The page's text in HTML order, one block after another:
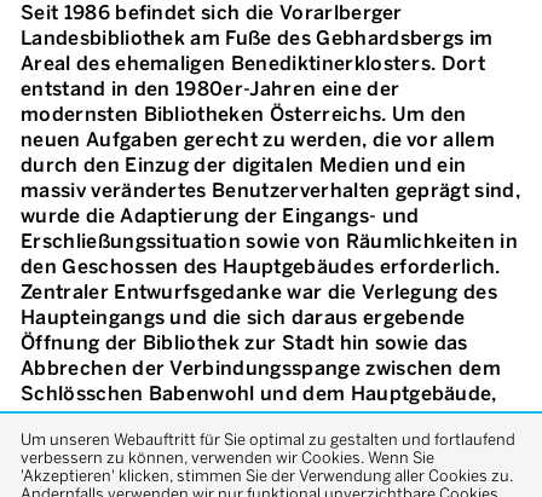
Seit 1986 befindet sich die Vorarlberger
Landesbibliothek am Fuße des Gebhardsbergs im
Areal des ehemaligen Benediktinerklosters. Dort
entstand in den 1980er-Jahren eine der
modernsten Bibliotheken Österreichs. Um den
neuen Aufgaben gerecht zu werden, die vor allem
durch den Einzug der digitalen Medien und ein
massiv verändertes Benutzerverhalten geprägt sind,
wurde die Adaptierung der Eingangs- und
Erschließungssituation sowie von Räumlichkeiten in
den Geschossen des Hauptgebäudes erforderlich.
Zentraler Entwurfsgedanke war die Verlegung des
Haupteingangs und die sich daraus ergebende
Öffnung der Bibliothek zur Stadt hin sowie das
Abbrechen der Verbindungsspange zwischen dem
Schlösschen Babenwohl und dem Hauptgebäude,
um das Schlösschen mit seinen Grundmauern aus
dem 14. Jahrhundert als eigenständiges Gebäude
freizustellen. Der Hauptzugang erfolgt nun von
Um unseren Webauftritt für Sie optimal zu gestalten und fortlaufend
verbessern zu können, verwenden wir Cookies. Wenn Sie
'Akzeptieren' klicken, stimmen Sie der Verwendung aller Cookies zu.